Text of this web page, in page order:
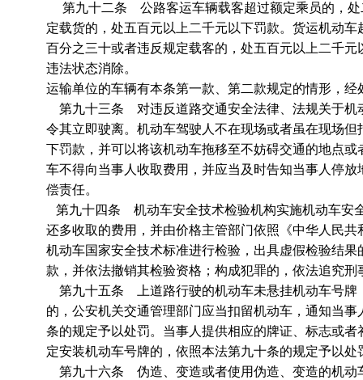
第九十二条 公路客运车辆载客超过额定乘员的，处
定载货的，处五百元以上二千元以下罚款。货运机动
百分之三十或者违反规定载客的，处五百元以上二千
违法状态消除。
运输单位的车辆有本条第一款、第二款规定的情形，
第九十三条 对违反道路交通安全法律、法规关于机
令其立即驶离。机动车驾驶人不在现场或者虽在现场
下罚款，并可以将该机动车拖移至不妨碍交通的地点
车不得向当事人收取费用，并应当及时告知当事人停
偿责任。
第九十四条 机动车安全技术检验机构实施机动车安
还多收取的费用，并由价格主管部门依照《中华人民
机动车国家安全技术标准进行检验，出具虚假检验结
款，并依法撤销其检验资格；构成犯罪的，依法追究刑
第九十五条 上道路行驶的机动车未悬挂机动车号牌
的，公安机关交通管理部门应当扣留机动车，通知当
条的规定予以处罚。当事人提供相应的牌证、标志或
定安装机动车号牌的，依照本法第九十条的规定予以处
第九十六条 伪造、变造或者使用伪造、变造的机动